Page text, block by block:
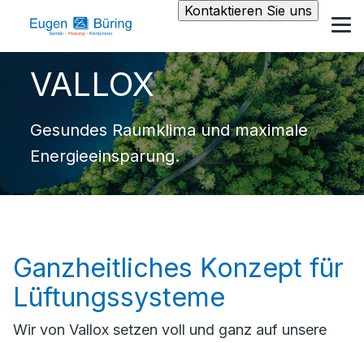
Kontaktieren Sie uns
VALLOX
Gesundes Raumklima und maximale
Energieeinsparung.
Ganzheitliches Konzept für
Lüftungssysteme
Wir von Vallox setzen voll und ganz auf unsere